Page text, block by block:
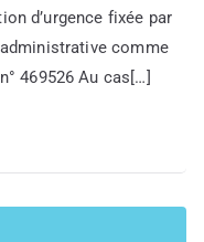
d’urgence fixée par
comme
469526 Au cas[…]